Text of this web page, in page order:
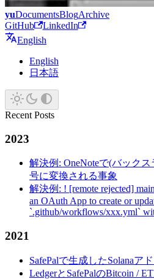
yuDocumentsBlogArchive
GitHub
LinkedIn
English
English
日本語
Recent Posts
2023
解決例: OneNoteで(バック
号に変換される事象
解決例: ! [remote rejected]
an OAuth App to create or
`.github/workflows/xxx.yml`
2021
SafePalで生成したSolanaア
LedgerとSafePalのBitcoin /